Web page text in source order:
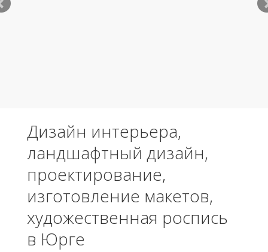
Дизайн интерьера,
ландшафтный дизайн,
проектирование,
изготовление макетов,
художественная роспись
в Юрге